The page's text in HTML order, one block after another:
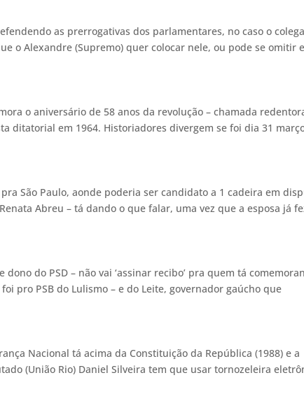
as prerrogativas dos parlamentares, no caso o colega
o Alexandre (Supremo) quer colocar nele, ou pode se omitir e
o aniversário de 58 anos da revolução – chamada
ditatorial em 1964. Historiadores divergem se foi dia 31
São Paulo, aonde poderia ser candidato a 1 cadeira em
Abreu – tá dando o que falar, uma vez que a esposa já
do PSD – não vai ‘assinar recibo’ pra quem tá
pro PSB do Lulismo – e do Leite, governador gaúcho que
Nacional tá acima da Constituição da República (1988) e a
(União Rio) Daniel Silveira tem que usar tornozeleira